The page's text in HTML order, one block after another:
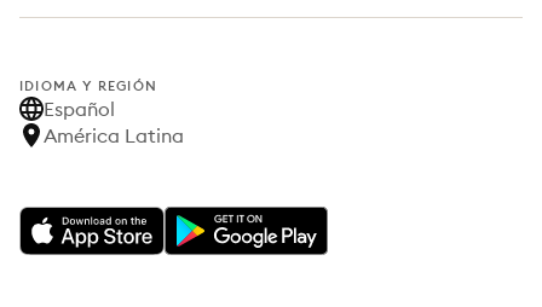
IDIOMA Y REGIÓN
Español
América Latina